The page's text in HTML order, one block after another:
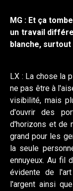
MG : Et ça
un travail
blanche,
LX : La chose la
ne pas être à
visibilité, mais
d'ouvrir des
d'horizons et de
grand pour les
la seule
ennuyeux. Au fil
évidente de
l'argent ainsi